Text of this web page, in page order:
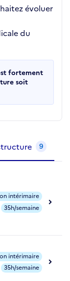
évoluer
du
fortement
soit
9
intérimaire
35h/semaine
intérimaire
35h/semaine